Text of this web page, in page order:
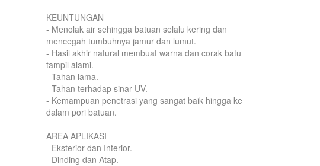
KEUNTUNGAN
- Menolak air sehingga batuan selalu kering dan
mencegah tumbuhnya jamur dan lumut.
- Hasil akhir natural membuat warna dan corak batu
tampil alami.
- Tahan lama.
- Tahan terhadap sinar UV.
- Kemampuan penetrasi yang sangat baik hingga ke
dalam pori batuan.
AREA APLIKASI
- Eksterior dan Interior.
- Dinding dan Atap.